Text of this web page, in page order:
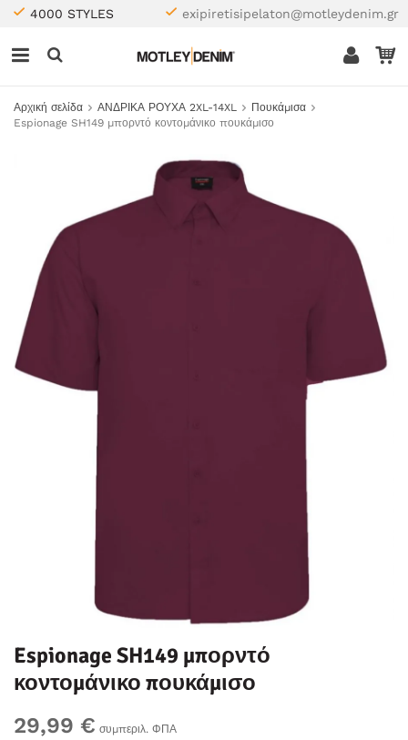
4000 STYLES exipiretisipelaton@motleydenim.gr
Αρχική σελίδα ΑΝΔΡΙΚΑ ΡΟΥΧΑ 2XL-14XL
Πουκάμισα
Espionage SH149 μπορντό κοντομάνικο πουκάμισο
Espionage SH149 μπορντό
κοντομάνικο πουκάμισο
29,99 € συμπεριλ. ΦΠΑ